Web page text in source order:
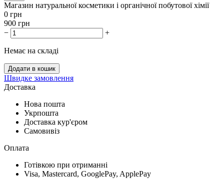
Магазин натуральної косметики і органічної побутової хімії
0 грн
900 грн
−
+
Немає на складі
Додати в кошик
Швидке замовлення
Доставка
Нова пошта
Укрпошта
Доставка кур'єром
Самовивіз
Оплата
Готівкою при отриманні
Visa, Mastercard, GooglePay, ApplePay